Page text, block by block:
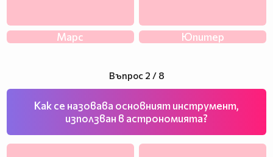
Марс Юпитер
Въпрос 2 / 8
Как се назовава основният инструмент,
използван в астрономията?